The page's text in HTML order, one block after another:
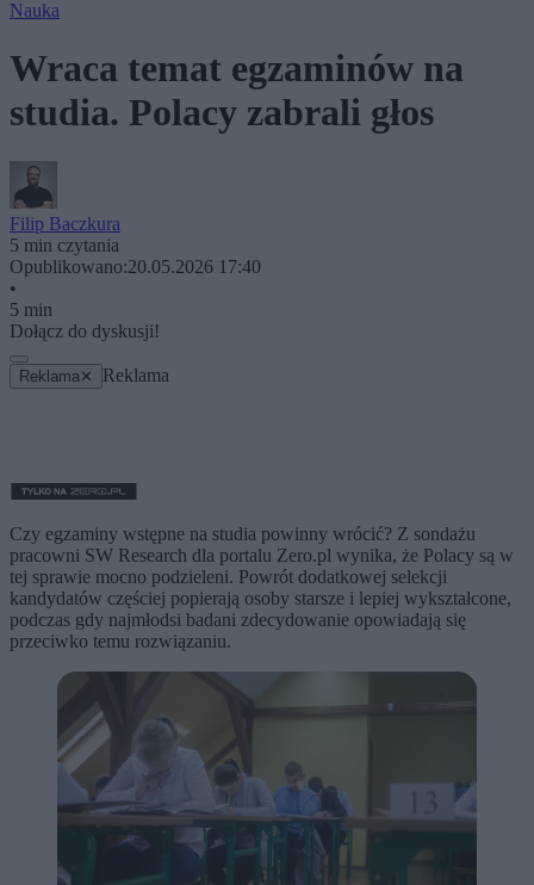
Nauka
Wraca temat egzaminów na
studia. Polacy zabrali głos
Filip Baczkura
5 min czytania
Opublikowano:20.05.2026 17:40
•
5 min
Dołącz do dyskusji!
Reklama ✕ Reklama
Czy egzaminy wstępne na studia powinny wrócić? Z sondażu
pracowni SW Research dla portalu Zero.pl wynika, że Polacy są w
tej sprawie mocno podzieleni. Powrót dodatkowej selekcji
kandydatów częściej popierają osoby starsze i lepiej wykształcone,
podczas gdy najmłodsi badani zdecydowanie opowiadają się
przeciwko temu rozwiązaniu.